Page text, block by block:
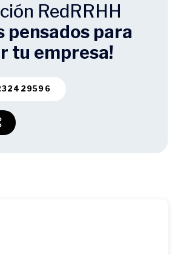
RedRRHH
pensados para
tu empresa!